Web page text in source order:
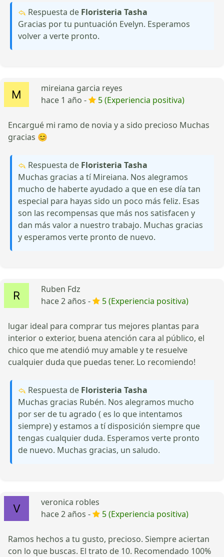
Respuesta de Floristeria Tasha
Gracias por tu puntuación Evelyn. Esperamos
volver a verte pronto.
mireiana garcia reyes
hace 1 año -
5 (Experiencia positiva)
Encargué mi ramo de novia y a sido precioso Muchas
gracias 😊
Respuesta de Floristeria Tasha
Muchas gracias a tí Mireiana. Nos alegramos
mucho de haberte ayudado a que en ese día tan
especial para hayas sido un poco más feliz. Esas
son las recompensas que más nos satisfacen y
dan más valor a nuestro trabajo. Muchas gracias
y esperamos verte pronto de nuevo.
Ruben Fdz
hace 2 años -
5 (Experiencia positiva)
lugar ideal para comprar tus mejores plantas para
interior o exterior, buena atención cara al público, el
chico que me atendió muy amable y te resuelve
cualquier duda que puedas tener. Lo recomiendo!
Respuesta de Floristeria Tasha
Muchas gracias Rubén. Nos alegramos mucho
por ser de tu agrado ( es lo que intentamos
siempre) y estamos a tí disposición siempre que
tengas cualquier duda. Esperamos verte pronto
de nuevo. Muchas gracias, un saludo.
veronica robles
hace 2 años -
5 (Experiencia positiva)
Ramos hechos a tu gusto, precioso. Siempre aciertan
con lo que buscas. El trato de 10. Recomendado 100%